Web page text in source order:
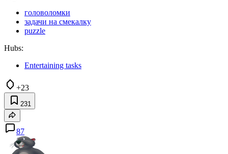
головоломки
задачи на смекалку
puzzle
Hubs:
Entertaining tasks
+23
231
87